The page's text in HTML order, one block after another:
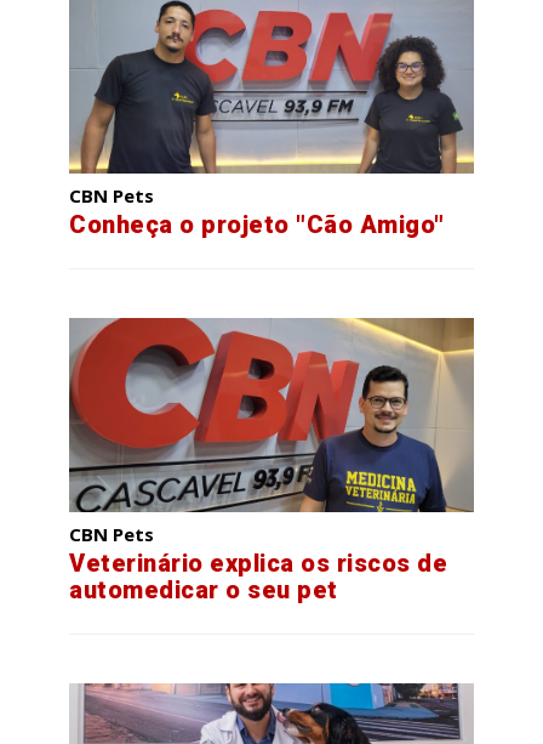
CBN Pets
Conheça o projeto "Cão Amigo"
CBN Pets
Veterinário explica os riscos de
automedicar o seu pet